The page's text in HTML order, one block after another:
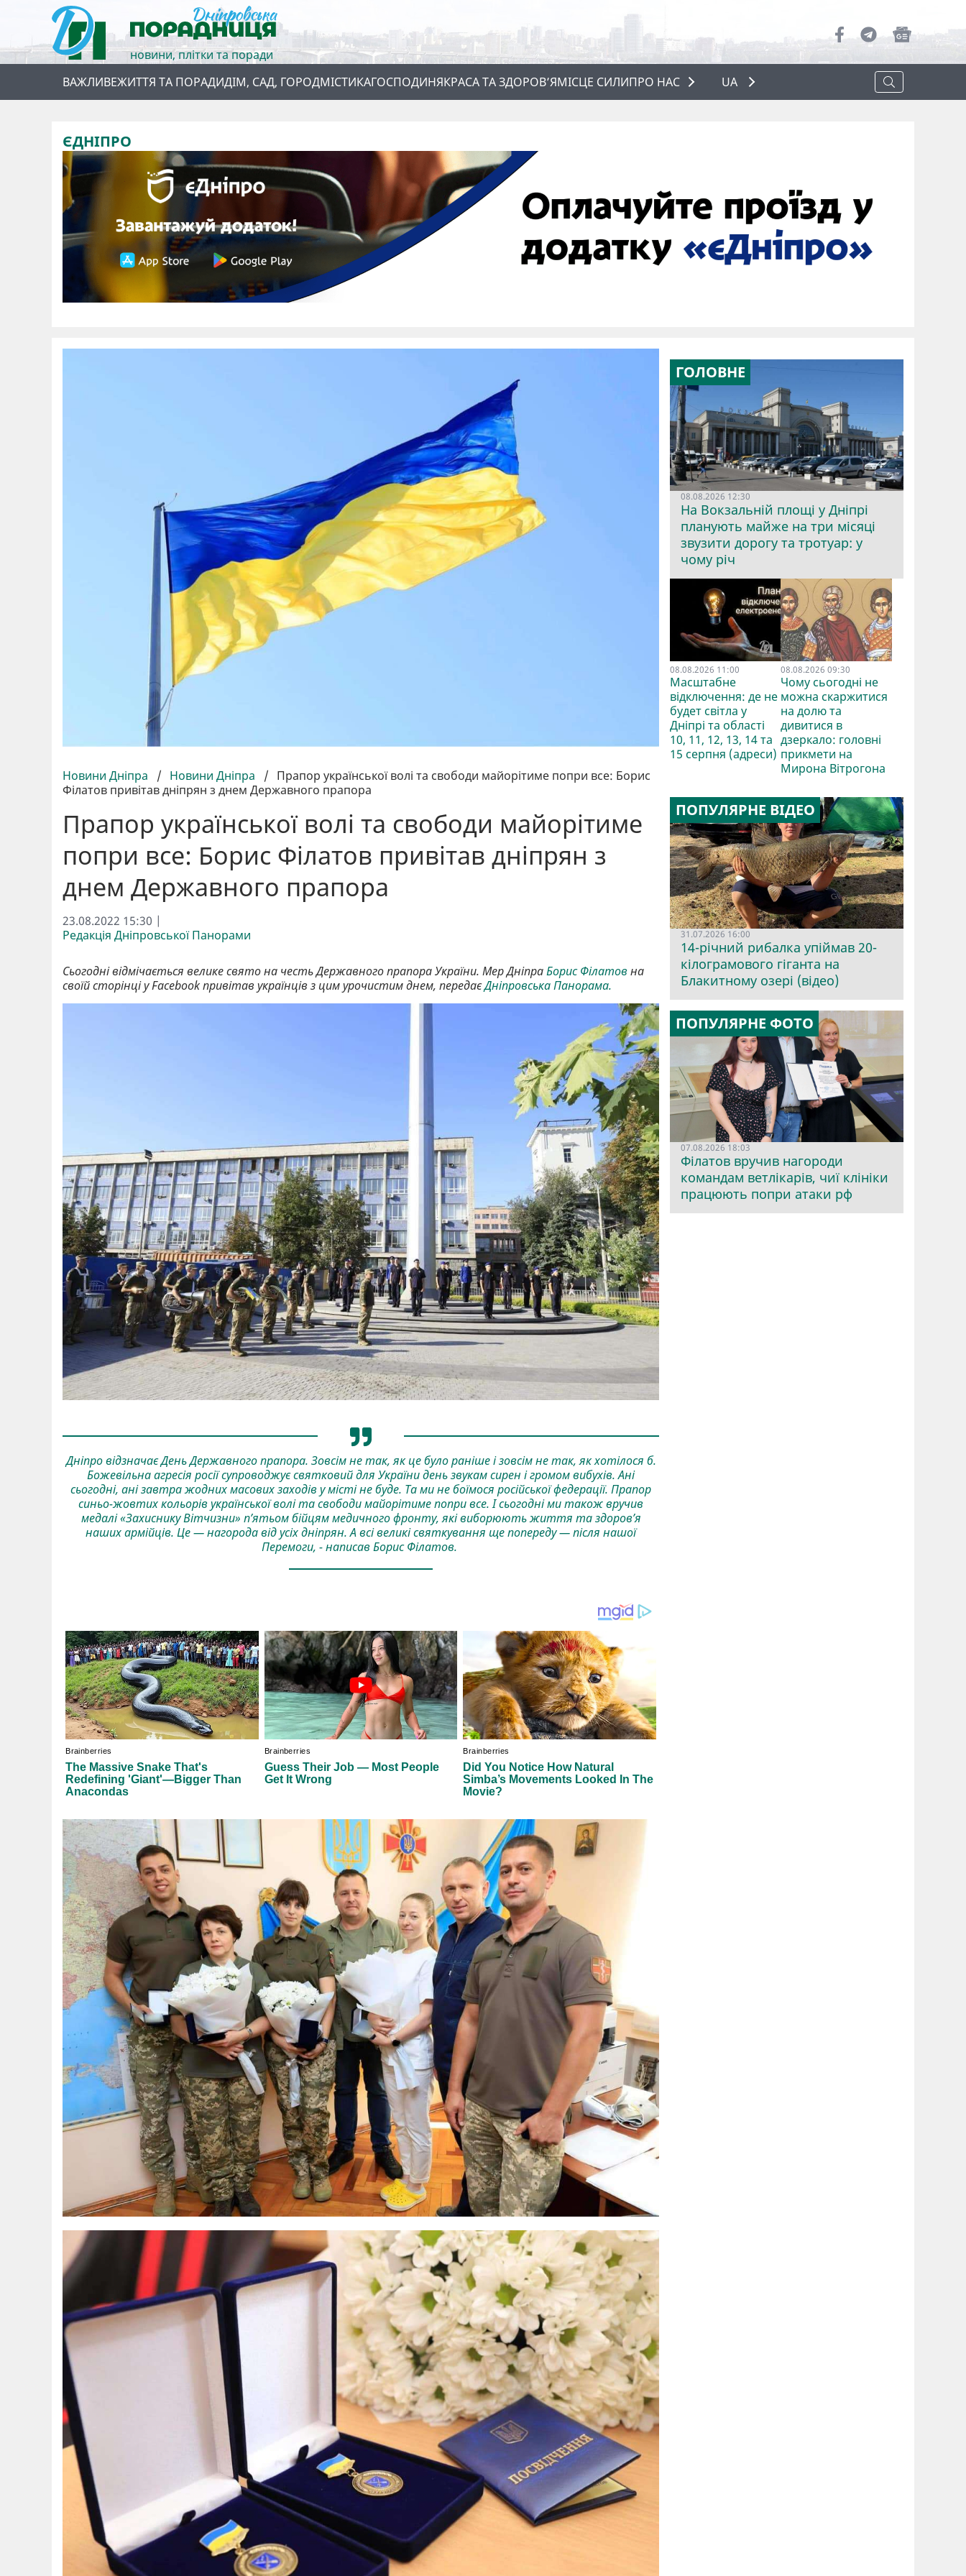
новини, плітки та поради
ВАЖЛИВЕЖИТТЯ ТА ПОРАДИДІМ, САД, ГОРОДМІСТИКАГОСПОДИНЯКРАСА ТА ЗДОРОВ’ЯМІСЦЕ СИЛИПРО НАС
ПРО НАС
UA
ЄДНІПРО
Новини Дніпра / Новини Дніпра / Прапор української волі та свободи майорітиме попри все: Борис
Філатов привітав дніпрян з днем Державного прапора
Прапор української волі та свободи майорітиме
попри все: Борис Філатов привітав дніпрян з
днем Державного прапора
23.08.2022 15:30 |
Редакція Дніпровської Панорами
Сьогодні відмічається велике свято на честь Державного прапора України. Мер ДніпраБорис Філатовна
своїй сторінці у Facebook привітав українців з цим урочистим днем, передаєДніпровська Панорама.
Дніпро відзначає День Державного прапора. Зовсім не так, як це було раніше і зовсім не так, як хотілося б.
Божевільна агресія росії супроводжує святковий для України день звукам сирен і громом вибухів. Ані
сьогодні, ані завтра жодних масових заходів у місті не буде. Та ми не боїмося російської федерації. Прапор
синьо-жовтих кольорів української волі та свободи майорітиме попри все. І сьогодні ми також вручив
медалі «Захиснику Вітчизни» п’ятьом бійцям медичного фронту, які виборюють життя та здоров’я
наших армійців. Це — нагорода від усіх дніпрян. А всі великі святкування ще попереду — після нашої
Перемоги, - написав Борис Філатов.
ГОЛОВНЕ
08.08.2026 12:30
На Вокзальній площі у Дніпрі
планують майже на три місяці
звузити дорогу та тротуар: у
чому річ
08.08.2026 11:00
Масштабне
відключення: де не
будет світла у
Дніпрі та області
10, 11, 12, 13, 14 та
15 серпня (адреси)
08.08.2026 09:30
Чому сьогодні не
можна скаржитися
на долю та
дивитися в
дзеркало: головні
прикмети на
Мирона Вітрогона
ПОПУЛЯРНЕ ВІДЕО
31.07.2026 16:00
14-річний рибалка упіймав 20-
кілограмового гіганта на
Блакитному озері (відео)
ПОПУЛЯРНЕ ФОТО
07.08.2026 18:03
Філатов вручив нагороди
командам ветлікарів, чиї клініки
працюють попри атаки рф